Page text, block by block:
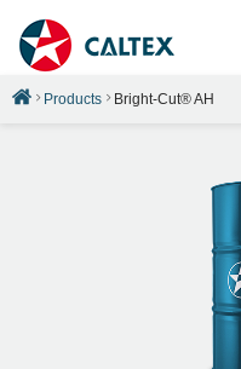
Products Bright-Cut® AH